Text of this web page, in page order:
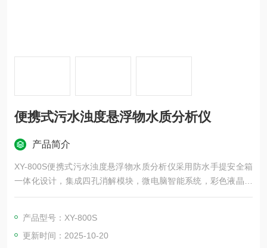
便携式污水浊度悬浮物水质分析仪
产品简介
XY-800S便携式污水浊度悬浮物水质分析仪采用防水手提安全箱
一体化设计，集成四孔消解模块，微电脑智能系统，彩色液晶触
摸屏，进口光源，进口检测传感器，内置高容量锂电池，仪器性
产品型号：XY-800S
更新时间：2025-10-20